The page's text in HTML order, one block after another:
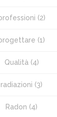
(2)
(1)
Qualità (4)
radiazioni (3)
Radon (4)